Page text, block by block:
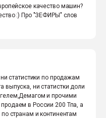
качество машин?
:) Про "ЗЕФИРЫ" слов
статистики по продажам
выпуска, ни статистки доли
и прочими
в России 200 Тпа, а
странам и континентам